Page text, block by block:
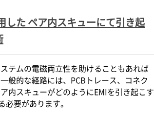
した ペア内スキューにて引き起
テムの電磁両立性を助けることもあれば
般的な経路には、PCBトレース、コネク
内スキューがどのようにEMIを引き起こす
要があります。